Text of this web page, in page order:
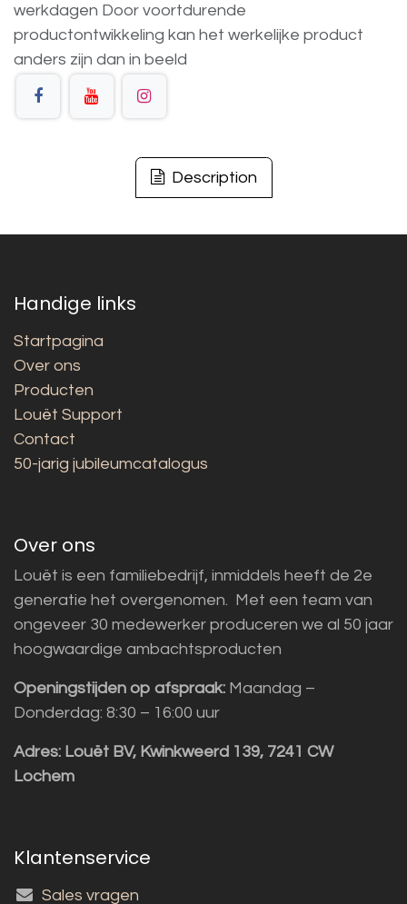
werkdagen Door voortdurende
productontwikkeling kan het werkelijke product
anders zijn dan in beeld
Description
Handige links
Startpagina
Over ons
Producten
Louët Support
Contact
50-jarig jubileumcatalogus
Over ons
Louët is een familiebedrijf, inmiddels heeft de 2e
generatie het overgenomen. Met een team van
ongeveer 30 medewerker produceren we al 50 jaar
hoogwaardige ambachtsproducten
Openingstijden op afspraak: Maandag –
Donderdag: 8:30 – 16:00 uur
Adres: Louët BV, Kwinkweerd 139, 7241 CW
Lochem
Klantenservice
Sales vragen